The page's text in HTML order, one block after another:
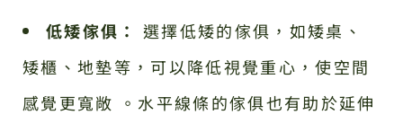
低矮傢俱：
選擇低矮的傢俱，如矮桌、
矮櫃、地墊等，可以降低視覺重心，使空間
感覺更寬敞 。水平線條的傢俱也有助於延伸